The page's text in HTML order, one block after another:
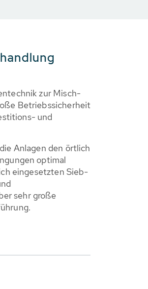
zur Misch-
Betriebssicherheit
und
Anlagen den örtlich
optimal
eingesetzten Sieb-
sehr große